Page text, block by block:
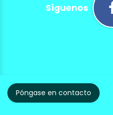
Síguenos
Póngase en contacto